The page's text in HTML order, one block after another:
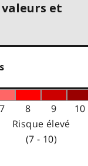
et
7 8 9
10
Risque élevé
(7 - 10)